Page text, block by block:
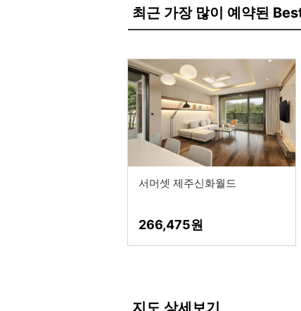
최근 가장 많이 예약된
서머셋 제주신화월드
266,475